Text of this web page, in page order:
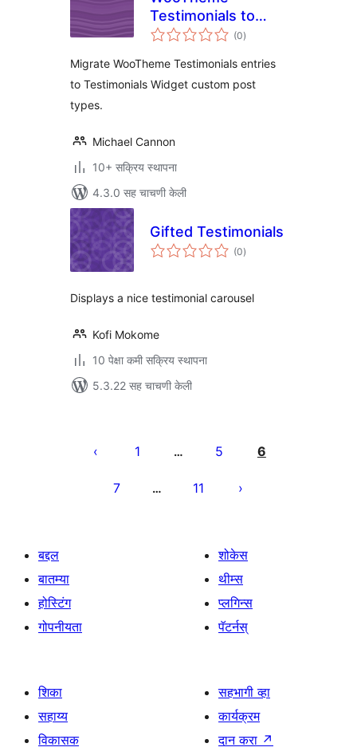
Testimonials to
Testimonials(0एकूण
मूल्यांकन
)
Migrate WooTheme Testimonials entries
to Testimonials Widget custom post
types.
Michael Cannon
10+ सक्रिय स्थापना
4.3.0 सह चाचणी केली
Gifted Testimonials
(0एकूण
मूल्यांकन
)
Displays a nice testimonial carousel
Kofi Mokome
10 पेक्षा कमी सक्रिय स्थापना
5.3.22 सह चाचणी केली
पृष्ठांकन
1 … 5 6
7 … 11
बद्दल
बातम्या
होस्टिंग
गोपनीयता
शोकेस
थीम्स
प्लगिन्स
पॅटर्नस्
शिका
सहाय्य
विकासक
सहभागी व्हा
कार्यक्रम
दान करा ↗